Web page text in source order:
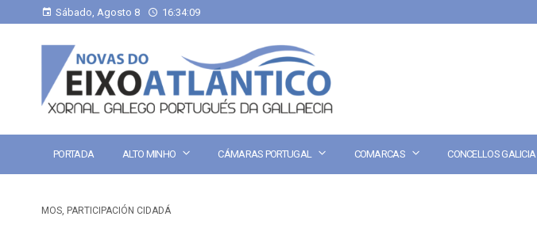
Sábado, Agosto 8 16:34:10
PORTADA ALTO MINHO CÁMARAS PORTUGAL COMARCAS CONCELLOS GALICIA
MOS, PARTICIPACIÓN CIDADÁ